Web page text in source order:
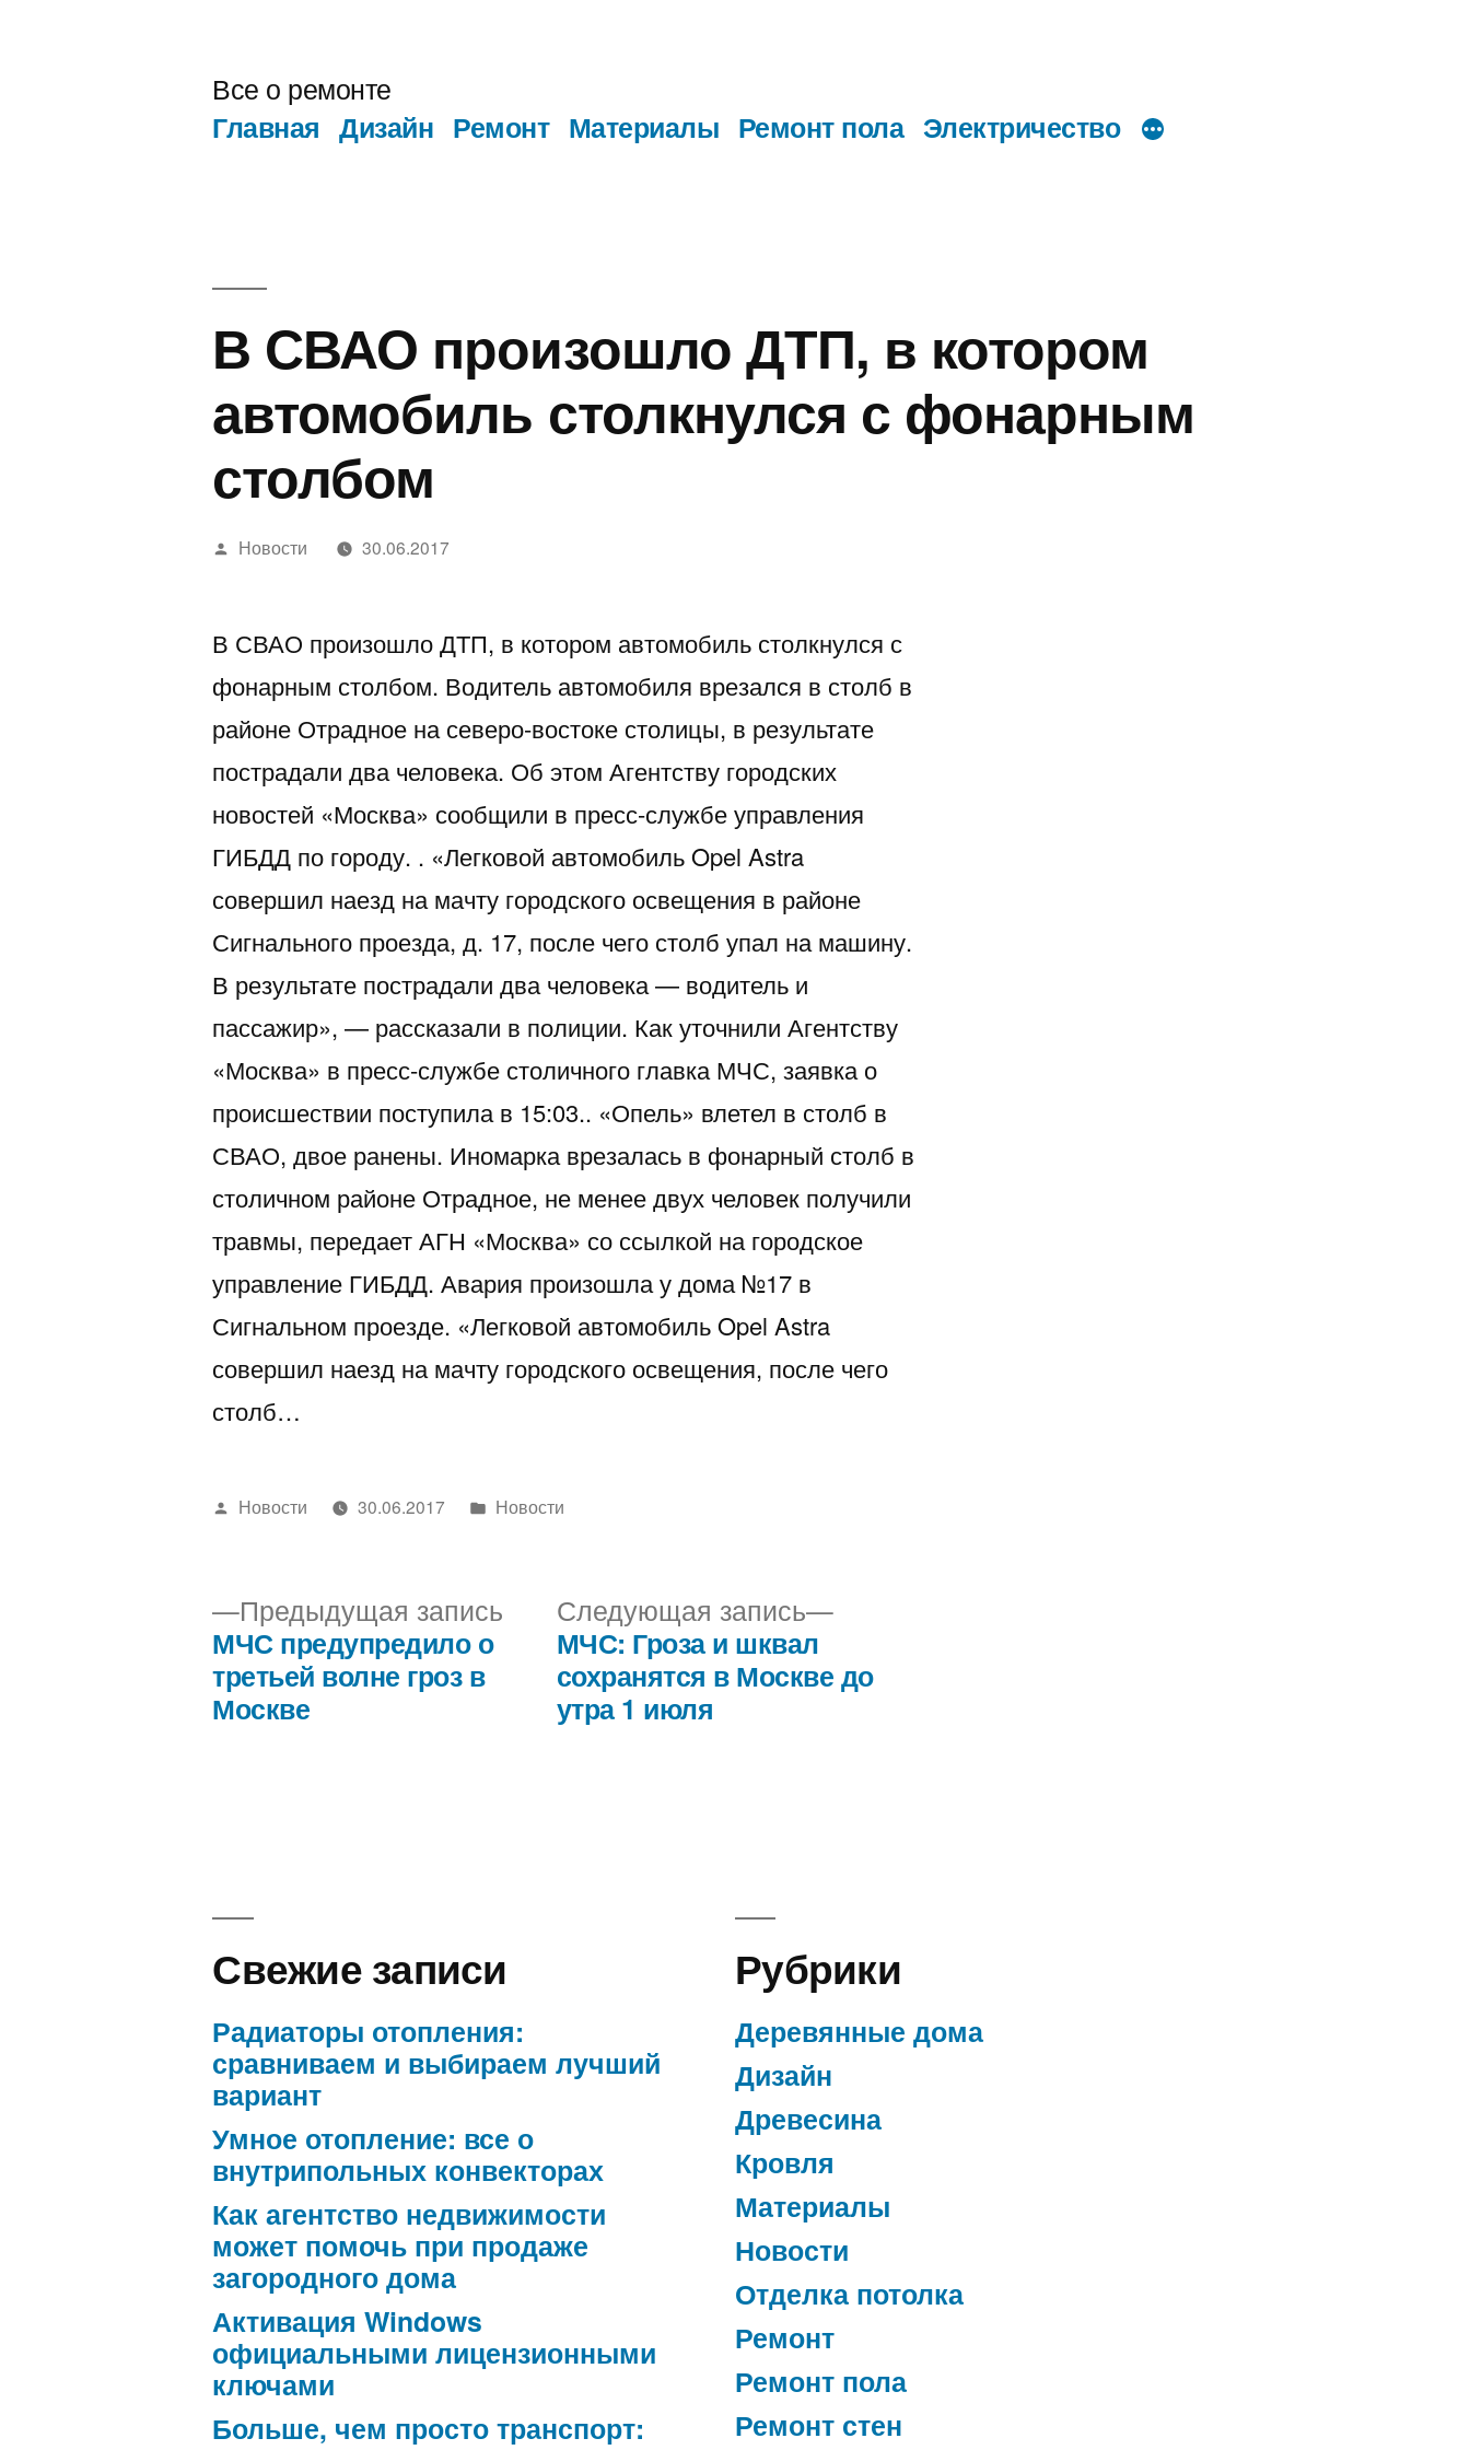
Все о ремонте
Главная Дизайн Ремонт Материалы Ремонт пола Электричество
В СВАО произошло ДТП, в котором
автомобиль столкнулся с фонарным
столбом
Написано
Новости 30.06.2017
В СВАО произошло ДТП, в котором автомобиль столкнулся с
фонарным столбом. Водитель автомобиля врезался в столб в
районе Отрадное на северо-востоке столицы, в результате
пострадали два человека. Об этом Агентству городских
новостей «Москва» сообщили в пресс-службе управления
ГИБДД по городу. . «Легковой автомобиль Opel Astra
совершил наезд на мачту городского освещения в районе
Сигнального проезда, д. 17, после чего столб упал на машину.
В результате пострадали два человека — водитель и
пассажир», — рассказали в полиции. Как уточнили Агентству
«Москва» в пресс-службе столичного главка МЧС, заявка о
происшествии поступила в 15:03.. «Опель» влетел в столб в
СВАО, двое ранены. Иномарка врезалась в фонарный столб в
столичном районе Отрадное, не менее двух человек получили
травмы, передает АГН «Москва» со ссылкой на городское
управление ГИБДД. Авария произошла у дома №17 в
Сигнальном проезде. «Легковой автомобиль Opel Astra
совершил наезд на мачту городского освещения, после чего
столб…
Написано
Новости 30.06.2017
Написано
Новости
Навигация
Предыдущая запись Предыдущая
запись:
МЧС предупредило о
третьей волне гроз в
Москве
Следующая запись
Следующая
МЧС: Гроза и шквал
сохранятся в Москве до
утра 1 июля
Свежие записи
Радиаторы отопления:
сравниваем и выбираем лучший
вариант
Умное отопление: все о
внутрипольных конвекторах
Как агентство недвижимости
может помочь при продаже
загородного дома
Активация Windows
официальными лицензионными
ключами
Больше, чем просто транспорт:
Рубрики
Деревянные дома
Дизайн
Древесина
Кровля
Материалы
Новости
Отделка потолка
Ремонт
Ремонт пола
Ремонт стен